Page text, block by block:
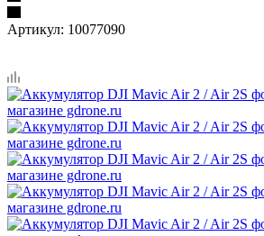
Артикул: 10077090